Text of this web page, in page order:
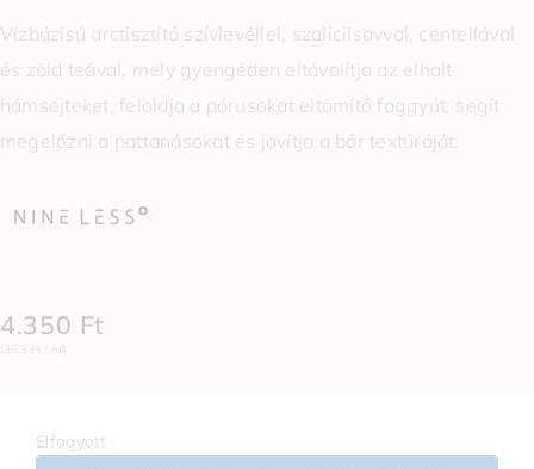
Vízbázisú arctisztító szívlevéllel, szalicilsavval, centellával
és zöld teával, mely gyengéden eltávolítja az elhalt
hámsejteket, feloldja a pórusokat eltömítő faggyút, segít
megelőzni a pattanásokat és javítja a bőr textúráját.
4.350 Ft
(36,3 Ft / ml)
Elfogyott